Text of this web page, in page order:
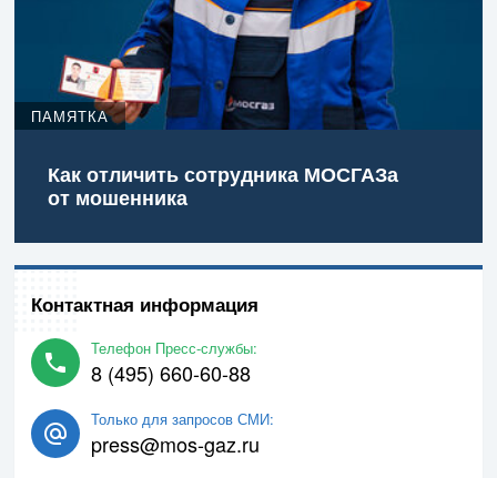
ПАМЯТКА
Как отличить сотрудника МОСГАЗа
от мошенника
Контактная информация
Телефон Пресс-службы:
8 (495) 660-60-88
Только для запросов СМИ:
press@mos-gaz.ru